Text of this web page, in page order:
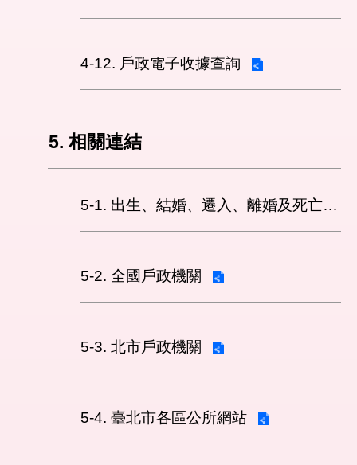
4-12. 戶政電子收據查詢
5. 相關連結
5-1. 出生、結婚、遷入、離婚及死亡5大類生活實用手冊
5-2. 全國戶政機關
5-3. 北市戶政機關
5-4. 臺北市各區公所網站